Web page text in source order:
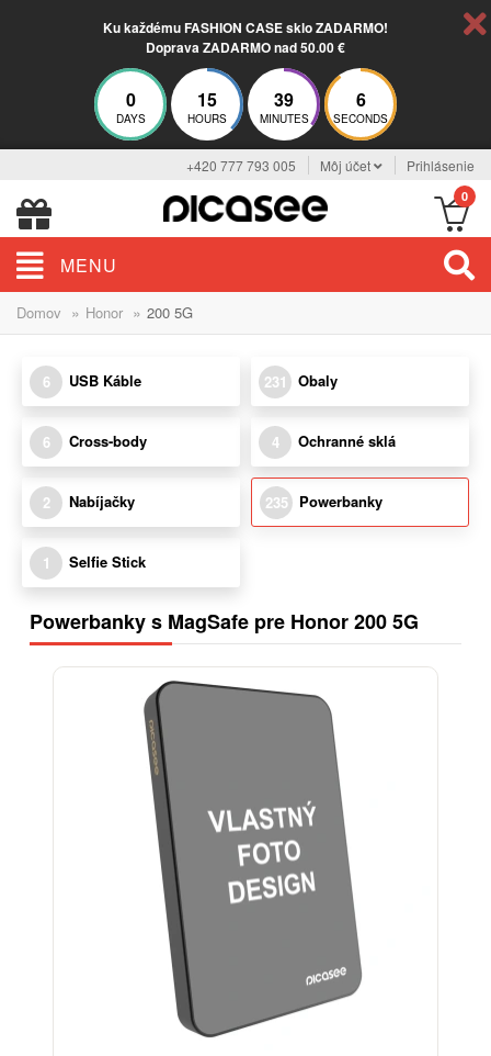
Ku každému FASHION CASE sklo ZADARMO!
Doprava ZADARMO nad 50.00 €
0
DAYS
15
HOURS
39
MINUTES
5
SECONDS
+420 777 793 005 Môj účet Prihlásenie
0
MENU
Domov » Honor » 200 5G
6 USB Káble 231 Obaly
6 Cross-body 4 Ochranné sklá
2 Nabíjačky 235 Powerbanky
1 Selfie Stick
Powerbanky s MagSafe pre Honor 200 5G